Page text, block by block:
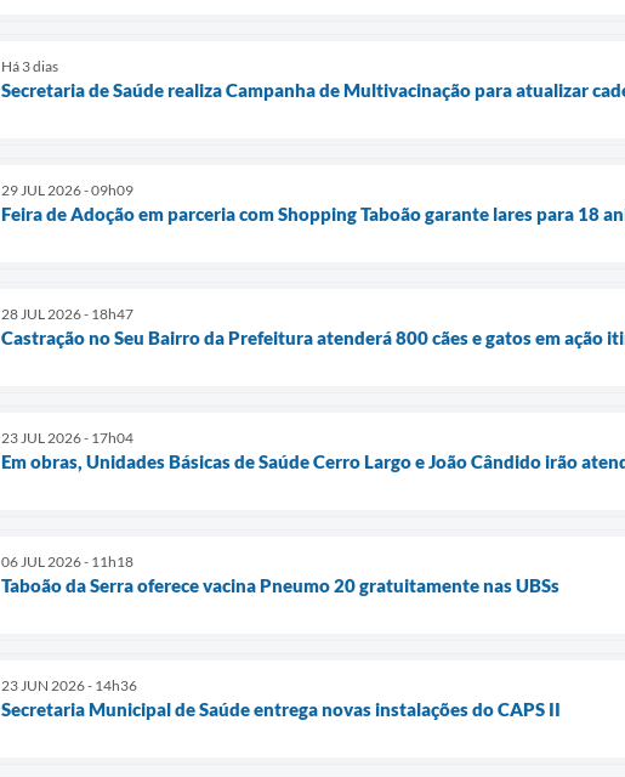
Há 3 dias
Secretaria de Saúde realiza Campanha de Multivacinação para atualizar
29 JUL 2026 - 09h09
Feira de Adoção em parceria com Shopping Taboão garante lares para 18
28 JUL 2026 - 18h47
Castração no Seu Bairro da Prefeitura atenderá 800 cães e gatos em ação
23 JUL 2026 - 17h04
Em obras, Unidades Básicas de Saúde Cerro Largo e João Cândido irão
06 JUL 2026 - 11h18
Taboão da Serra oferece vacina Pneumo 20 gratuitamente nas UBSs
23 JUN 2026 - 14h36
Secretaria Municipal de Saúde entrega novas instalações do CAPS II